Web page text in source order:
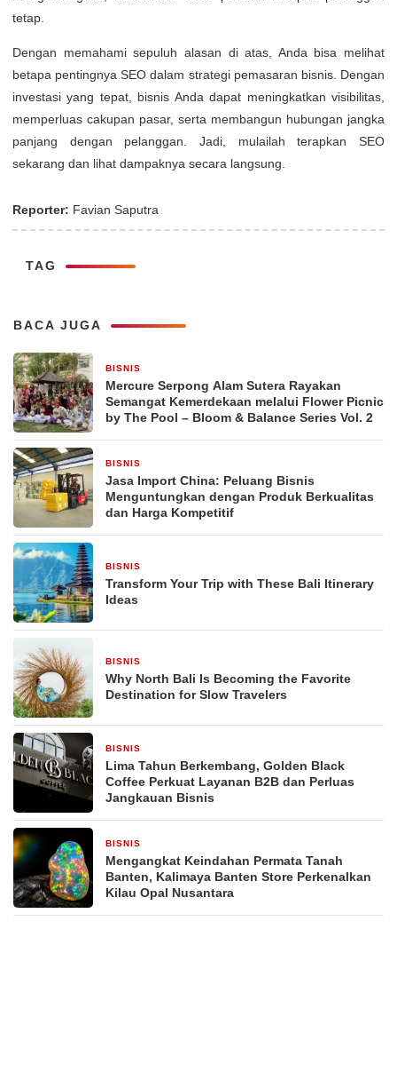
tetap.
Dengan memahami sepuluh alasan di atas, Anda bisa melihat
betapa pentingnya SEO dalam strategi pemasaran bisnis. Dengan
investasi yang tepat, bisnis Anda dapat meningkatkan visibilitas,
memperluas cakupan pasar, serta membangun hubungan jangka
panjang dengan pelanggan. Jadi, mulailah terapkan SEO
sekarang dan lihat dampaknya secara langsung.
Reporter: Favian Saputra
TAG
BACA JUGA
BISNIS
Mercure Serpong Alam Sutera Rayakan
Semangat Kemerdekaan melalui Flower Picnic
by The Pool – Bloom & Balance Series Vol. 2
BISNIS
Jasa Import China: Peluang Bisnis
Menguntungkan dengan Produk Berkualitas
dan Harga Kompetitif
BISNIS
Transform Your Trip with These Bali Itinerary
Ideas
BISNIS
Why North Bali Is Becoming the Favorite
Destination for Slow Travelers
BISNIS
Lima Tahun Berkembang, Golden Black
Coffee Perkuat Layanan B2B dan Perluas
Jangkauan Bisnis
BISNIS
Mengangkat Keindahan Permata Tanah
Banten, Kalimaya Banten Store Perkenalkan
Kilau Opal Nusantara